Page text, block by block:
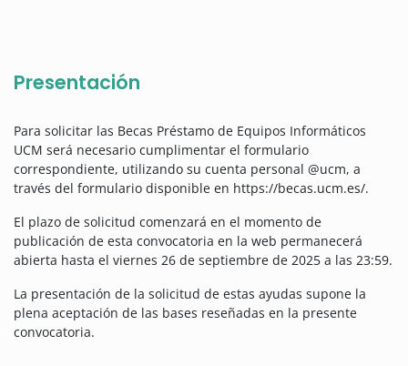
Presentación
Para solicitar las Becas Préstamo de Equipos Informáticos
UCM será necesario cumplimentar el formulario
correspondiente, utilizando su cuenta personal @ucm, a
través del formulario disponible en https://becas.ucm.es/.
El plazo de solicitud comenzará en el momento de
publicación de esta convocatoria en la web permanecerá
abierta hasta el viernes 26 de septiembre de 2025 a las 23:59.
La presentación de la solicitud de estas ayudas supone la
plena aceptación de las bases reseñadas en la presente
convocatoria.